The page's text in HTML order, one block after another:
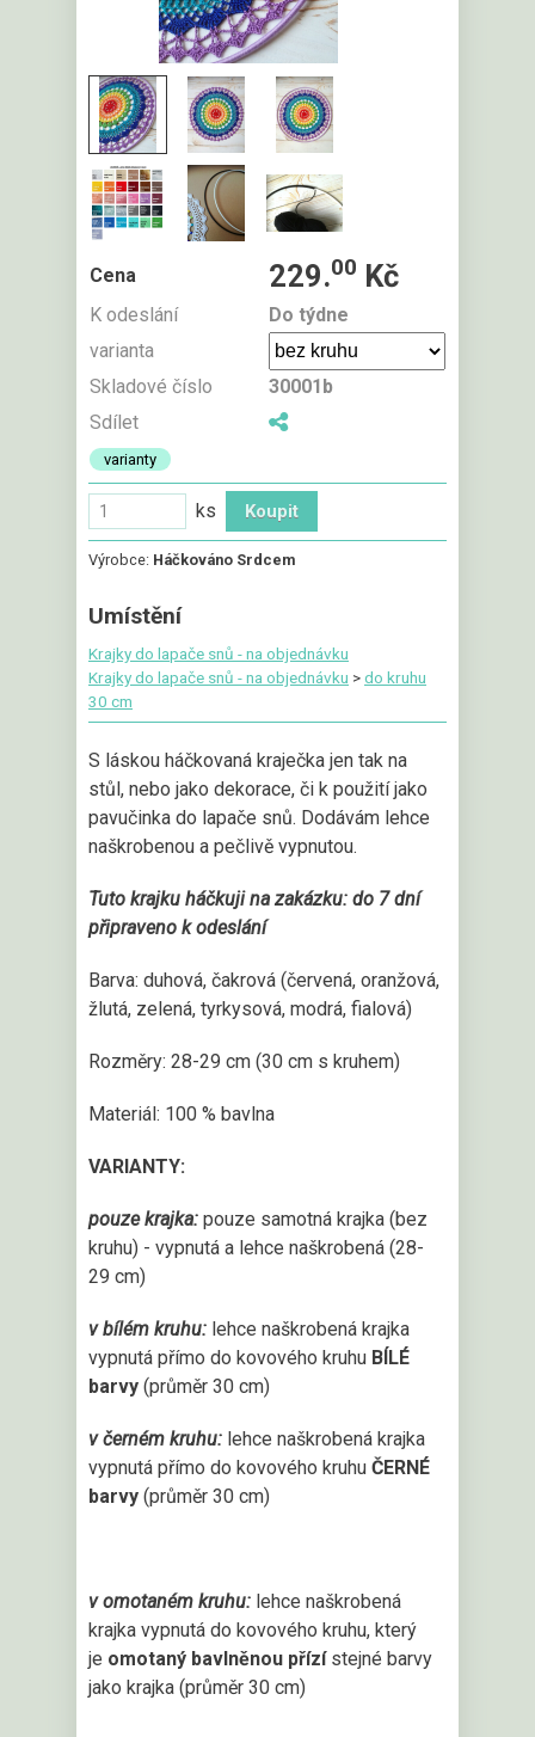
Cena 229.00 Kč
K odeslání
Do týdne
varianta
Skladové číslo
30001b
Sdílet
varianty
ks
Výrobce: Háčkováno Srdcem
Umístění
Krajky do lapače snů - na objednávku
Krajky do lapače snů - na objednávku >do kruhu
30 cm
S láskou háčkovaná kraječka jen tak na
stůl, nebo jako dekorace, či k použití jako
pavučinka do lapače snů. Dodávám lehce
naškrobenou a pečlivě vypnutou.
Tuto krajku háčkuji na zakázku: do 7 dní
připraveno k odeslání
Barva: duhová, čakrová (červená, oranžová,
žlutá, zelená, tyrkysová, modrá, fialová)
Rozměry: 28-29 cm (30 cm s kruhem)
Materiál: 100 % bavlna
VARIANTY:
pouze krajka: pouze samotná krajka (bez
kruhu) - vypnutá a lehce naškrobená (28-
29 cm)
v bílém kruhu: lehce naškrobená krajka
vypnutá přímo do kovového kruhu BÍLÉ
barvy (průměr 30 cm)
v černém kruhu: lehce naškrobená krajka
vypnutá přímo do kovového kruhu ČERNÉ
barvy (průměr 30 cm)
v omotaném kruhu: lehce naškrobená
krajka vypnutá do kovového kruhu, který
je omotaný bavlněnou přízístejné barvy
jako krajka (průměr 30 cm)